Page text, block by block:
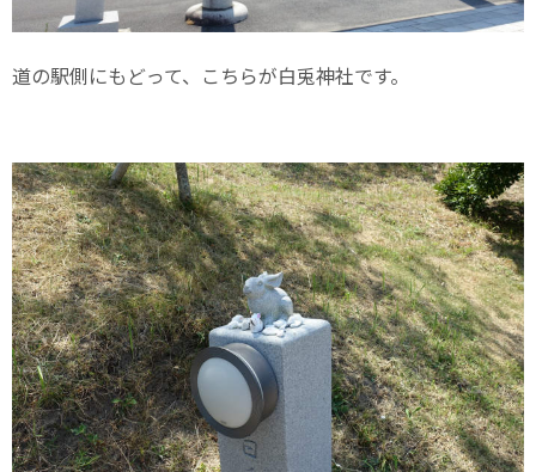
道の駅側にもどって、こちらが白兎神社です。